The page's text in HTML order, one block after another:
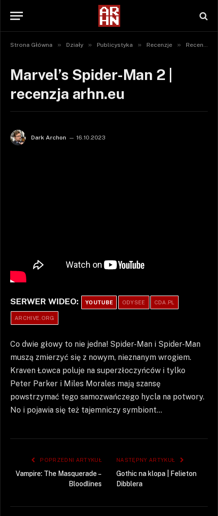
Strona Główna » Działy » Publicystyka » Recenzje » Recenzje gier
Marvel’s Spider-Man 2 |
recenzja arhn.eu
Dark Archon 16.10.2023
SERWER WIDEO: YOUTUBE ODYSEE CDA.PL
ARCHIVE.ORG
Co dwie głowy to nie jedna! Spider-Man i Spider-Man
muszą zmierzyć się z nowym, nieznanym wrogiem.
Kraven Łowca poluje na superzłoczyńców i tylko
Peter Parker i Miles Morales mają szansę
powstrzymać tego samozwańczego hycla na potwory.
No i pojawia się też tajemniczy symbiont…
POPRZEDNI ARTYKUŁ
Vampire: The Masquerade –
Bloodlines
NASTĘPNY ARTYKUŁ
Gothic na klopa | Felieton
Dibblera